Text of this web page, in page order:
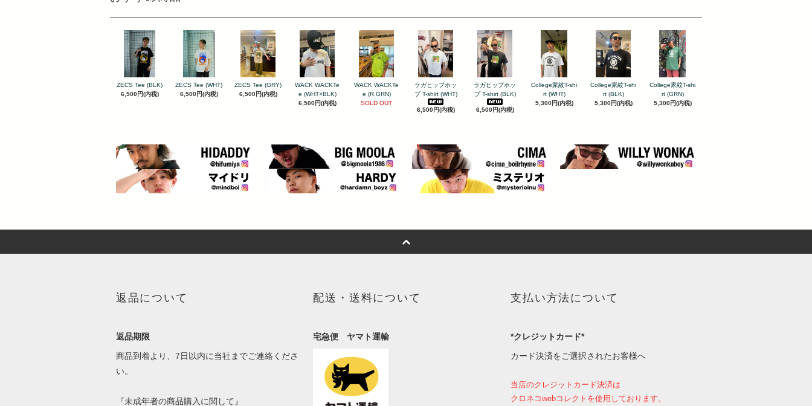
ZECS Tee (BLK)
6,500円(内税)
ZECS Tee (WHT)
6,500円(内税)
ZECS Tee (GRY)
6,500円(内税)
WACK WACKTe
e (WHT×BLK)
6,500円(内税)
WACK WACKTe
e (R.GRN)
SOLD OUT
ラガヒップホッ
プ T-shirt (WHT)
6,500円(内税)
ラガヒップホッ
プ T-shirt (BLK)
6,500円(内税)
College家紋T-shi
rt (WHT)
5,300円(内税)
College家紋T-shi
rt (BLK)
5,300円(内税)
College家紋T-shi
rt (GRN)
5,300円(内税)
返品について
返品期限
商品到着より、7日以内に当社までご連絡くださ
い。
『未成年者の商品購入に関して』
配送・送料について
宅急便 ヤマト運輸
支払い方法について
*クレジットカード*
カード決済をご選択されたお客様へ
当店のクレジットカード決済は
クロネコwebコレクトを使用しております。